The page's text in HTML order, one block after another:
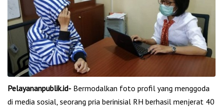
Pelayananpublik.id- Bermodalkan foto profil yang menggoda
di media sosial, seorang pria berinisial RH berhasil menjerat 40